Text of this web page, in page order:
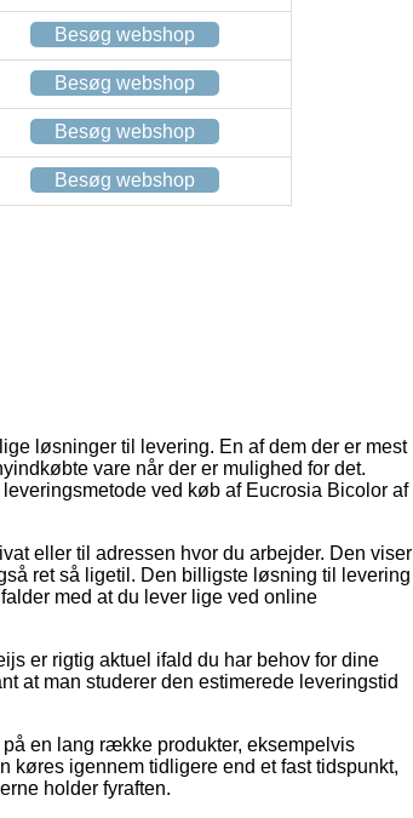
Besøg webshop
Besøg webshop
Besøg webshop
Besøg webshop
løsninger til levering. En af dem der er mest
vare når der er mulighed for det.
ved køb af Eucrosia Bicolor af
eller til adressen hvor du arbejder. Den viser
ret så ligetil. Den billigste løsning til levering
med at du lever lige ved online
er rigtig aktuel ifald du har behov for dine
at man studerer den estimerede leveringstid
en lang række produkter, eksempelvis
køres igennem tidligere end et fast tidspunkt,
holder fyraften.